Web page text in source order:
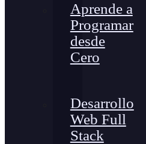
Aprende a
Programar
desde
Cero
Desarrollo
Web Full
Stack